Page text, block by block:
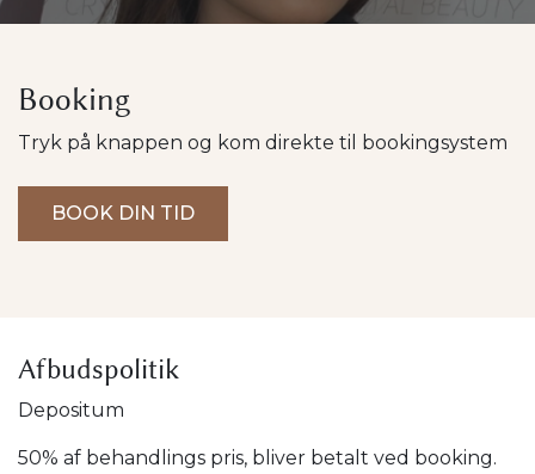
Booking
Tryk på knappen og kom direkte til bookingsystem
BOOK DIN TID
Afbudspolitik
Depositum
50% af behandlings pris, bliver betalt ved booking.